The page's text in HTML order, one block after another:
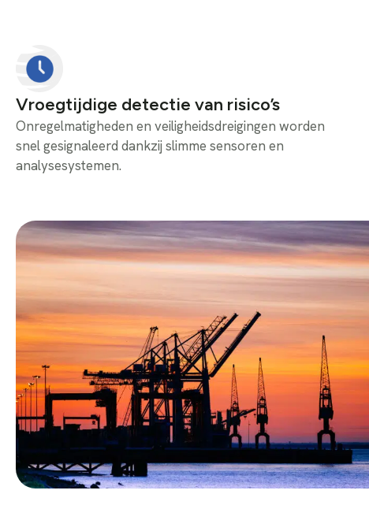
Vroegtijdige detectie van risico’s
Onregelmatigheden en veiligheidsdreigingen worden
snel gesignaleerd dankzij slimme sensoren en
analysesystemen.